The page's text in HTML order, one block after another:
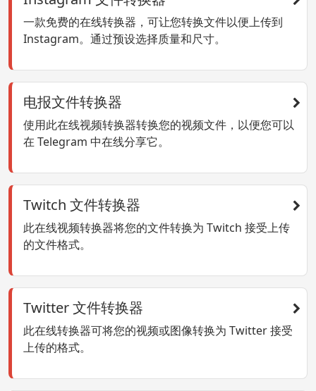
一款免费的在线转换器，可让您转换文件以便上传到
Instagram。通过预设选择质量和尺寸。
电报文件转换器
使用此在线视频转换器转换您的视频文件，以便您可以
在 Telegram 中在线分享它。
Twitch 文件转换器
此在线视频转换器将您的文件转换为 Twitch 接受上传
的文件格式。
Twitter 文件转换器
此在线转换器可将您的视频或图像转换为 Twitter 接受
上传的格式。